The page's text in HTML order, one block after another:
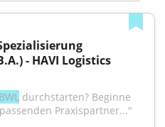
- HAVI Logistics
BWL durchstarten? Beginne
Praxispartner..."